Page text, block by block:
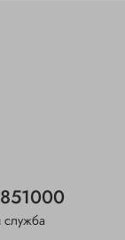
служба